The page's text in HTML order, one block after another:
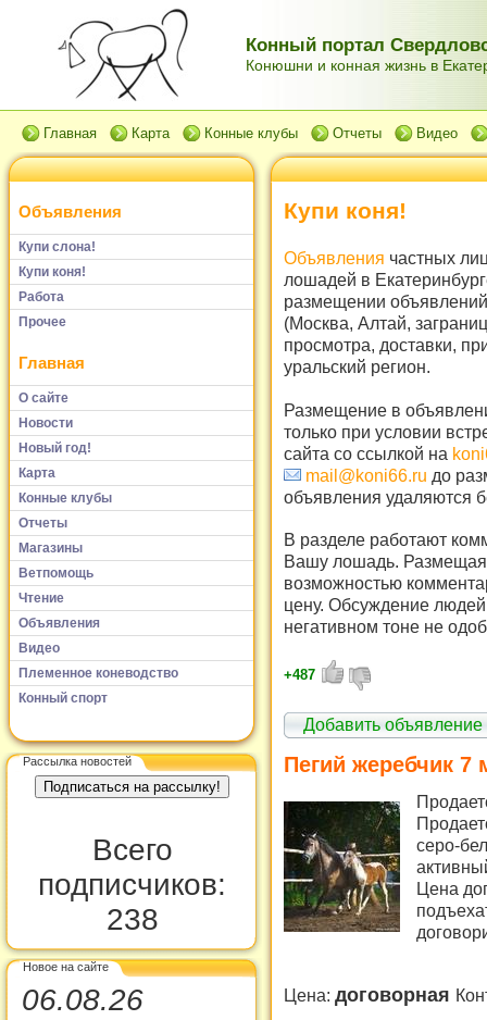
Конный портал
Конюшни и конная жизнь в
Главная Карта Конные клубы Отчеты Видео
Объявления
Купи слона!
Купи коня!
Работа
Прочее
Главная
О сайте
Новости
Новый год!
Карта
Конные клубы
Отчеты
Магазины
Ветпомощь
Чтение
Объявления
Видео
Племенное коневодство
Конный спорт
Рассылка новостей
Всего
подписчиков:
238
Новое на сайте
06.08.26
Купи коня!
Объявления частных
лошадей в
размещении
(Москва, Алтай,
просмотра, доставки,
уральский регион.
Размещение в
только при условии
сайта со ссылкой на
mail@koni66.ru до
объявления удаляются
В разделе работают
Вашу лошадь. Размещая
возможностью
цену. Обсуждение
негативном тоне не
+487
Добавить объявление
Пегий жеребчик 7
серо-
Цена
Цена: договорная